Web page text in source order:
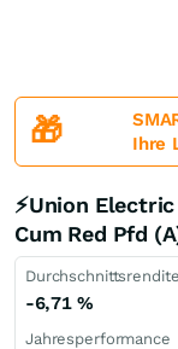
🎁
Ihre
⚡Union
Cum Red Pfd
-6,71%
Jahresperformance